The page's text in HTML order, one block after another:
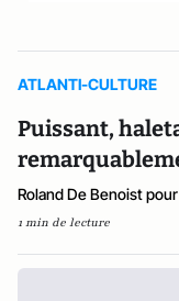
ATLANTI-CULTURE
Puissant,
Roland De Benoist
1 min de lecture